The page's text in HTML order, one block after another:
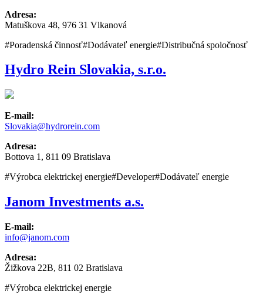
Adresa:
Matuškova 48, 976 31 Vlkanová
#Poradenská činnosť#Dodávateľ energie#Distribučná spoločnosť
Hydro Rein Slovakia, s.r.o.
E-mail:
Slovakia@hydrorein.com
Adresa:
Bottova 1, 811 09 Bratislava
#Výrobca elektrickej energie#Developer#Dodávateľ energie
Janom Investments a.s.
E-mail:
info@janom.com
Adresa:
Žižkova 22B, 811 02 Bratislava
#Výrobca elektrickej energie